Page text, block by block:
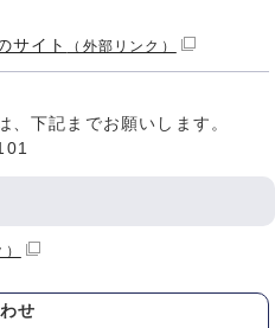
サイト
（外部リンク）
、下記までお願いします。
せ